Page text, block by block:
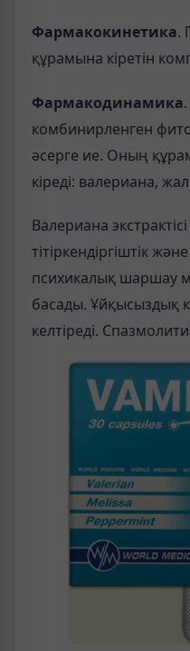
Фармакокинетика.
құрамына кіретін
Фармакодинамика
комбинирленген
әсерге ие. Оның
кіреді: валериана,
Валериана
тітіркендіргіштік
психикалық шаршау
басады. Ұйқысыздық
келтіреді.